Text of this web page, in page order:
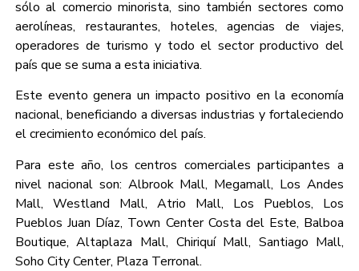
sólo al comercio minorista, sino también sectores como
aerolíneas, restaurantes, hoteles, agencias de viajes,
operadores de turismo y todo el sector productivo del
país que se suma a esta iniciativa.
Este evento genera un impacto positivo en la economía
nacional, beneficiando a diversas industrias y fortaleciendo
el crecimiento económico del país.
Para este año, los centros comerciales participantes a
nivel nacional son: Albrook Mall, Megamall, Los Andes
Mall, Westland Mall, Atrio Mall, Los Pueblos, Los
Pueblos Juan Díaz, Town Center Costa del Este, Balboa
Boutique, Altaplaza Mall, Chiriquí Mall, Santiago Mall,
Soho City Center, Plaza Terronal.